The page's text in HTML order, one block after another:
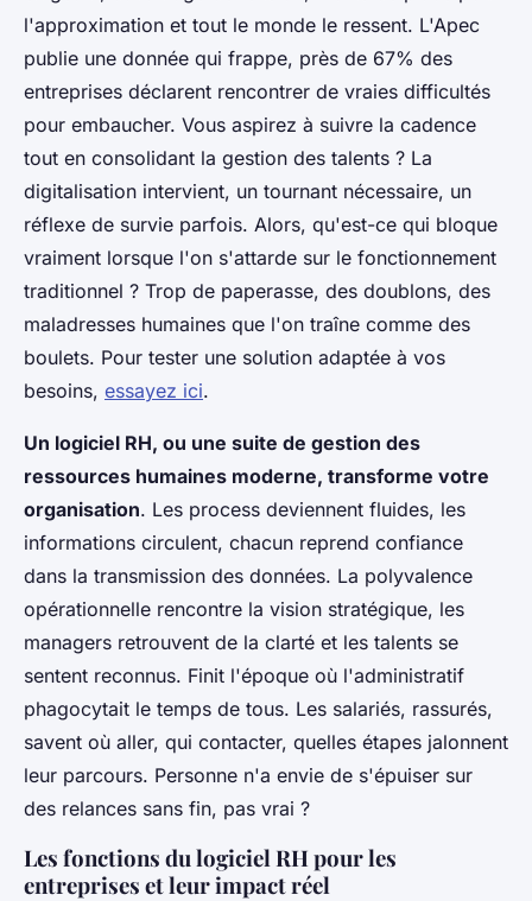
l'approximation et tout le monde le ressent. L'Apec
publie une donnée qui frappe, près de 67% des
entreprises déclarent rencontrer de vraies difficultés
pour embaucher. Vous aspirez à suivre la cadence
tout en consolidant la gestion des talents ? La
digitalisation intervient, un tournant nécessaire, un
réflexe de survie parfois. Alors, qu'est-ce qui bloque
vraiment lorsque l'on s'attarde sur le fonctionnement
traditionnel ? Trop de paperasse, des doublons, des
maladresses humaines que l'on traîne comme des
boulets. Pour tester une solution adaptée à vos
besoins, essayez ici.
Un logiciel RH, ou une suite de gestion des
ressources humaines moderne, transforme votre
organisation. Les process deviennent fluides, les
informations circulent, chacun reprend confiance
dans la transmission des données. La polyvalence
opérationnelle rencontre la vision stratégique, les
managers retrouvent de la clarté et les talents se
sentent reconnus. Finit l'époque où l'administratif
phagocytait le temps de tous. Les salariés, rassurés,
savent où aller, qui contacter, quelles étapes jalonnent
leur parcours. Personne n'a envie de s'épuiser sur
des relances sans fin, pas vrai ?
Les fonctions du logiciel RH pour les
entreprises et leur impact réel